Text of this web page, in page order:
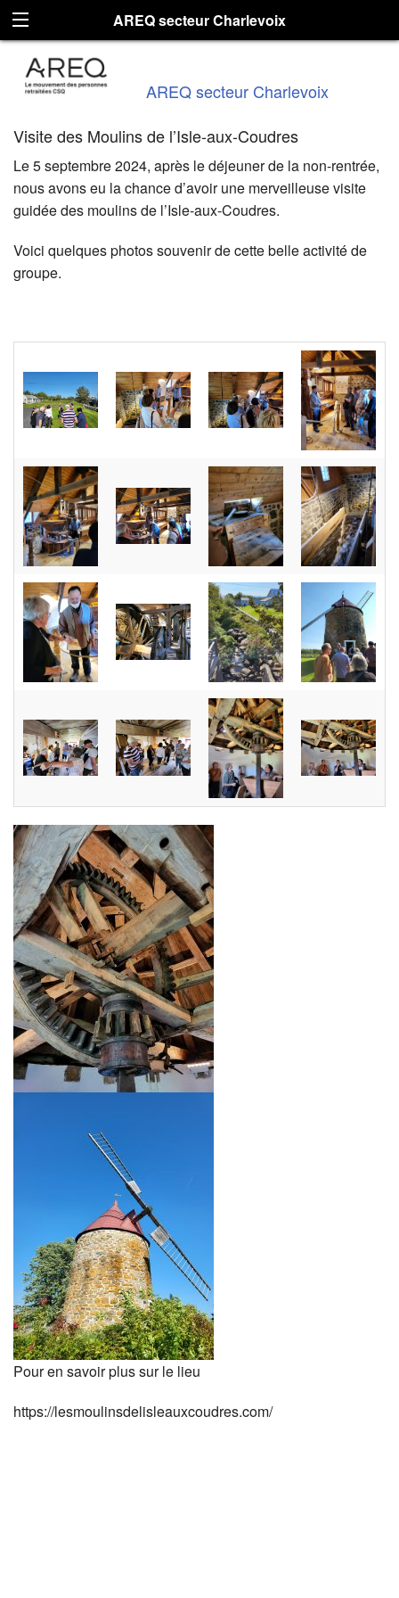
AREQ secteur Charlevoix
AREQ secteur Charlevoix
Visite des Moulins de l’Isle-aux-Coudres
Le 5 septembre 2024, après le déjeuner de la non-rentrée,
nous avons eu la chance d’avoir une merveilleuse visite
guidée des moulins de l’Isle-aux-Coudres.
Voici quelques photos souvenir de cette belle activité de
groupe.
Pour en savoir plus sur le lieu
https://lesmoulinsdelisleauxcoudres.com/